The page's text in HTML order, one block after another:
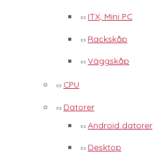
ITX, Mini PC
Rackskåp
Väggskåp
CPU
Datorer
Android datorer
Desktop